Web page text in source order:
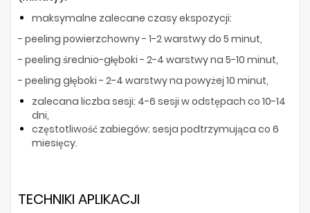
maksymalne zalecane czasy ekspozycji:
- peeling powierzchowny - 1-2 warstwy do 5 minut,
- peeling średnio-głęboki - 2-4 warstwy na 5-10 minut,
- peeling głęboki - 2-4 warstwy na powyżej 10 minut,
zalecana liczba sesji: 4-6 sesji w odstępach co 10-14
dni,
częstotliwość zabiegów: sesja podtrzymująca co 6
miesięcy.
TECHNIKI APLIKACJI